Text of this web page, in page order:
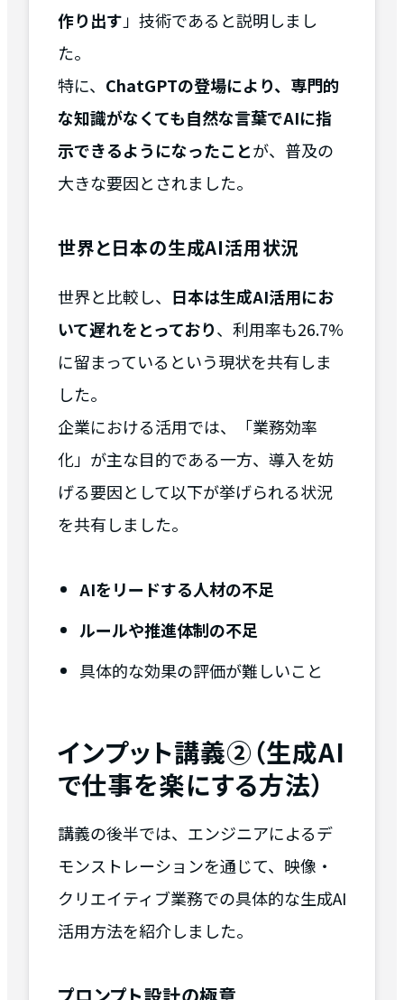
作り出す 」技術であると説明しまし
た。
特に、 ChatGPTの登場により、専門的
な知識がなくても自然な言葉でAIに指
示できるようになったことが、普及の
大きな要因とされました。
世界と日本の生成AI活用状況
世界と比較し、 日本は生成AI活用にお
いて遅れをとっており、利用率も26.7%
に留まっているという現状を共有しま
した。
企業における活用では、「業務効率
化」が主な目的である一方、導入を妨
げる要因として以下が挙げられる状況
を共有しました。
AIをリードする人材の不足
ルールや推進体制の不足
具体的な効果の評価が難しいこと
インプット講義②（生成AI
で仕事を楽にする方法）
講義の後半では、エンジニアによるデ
モンストレーションを通じて、映像・
クリエイティブ業務での具体的な生成AI
活用方法を紹介しました。